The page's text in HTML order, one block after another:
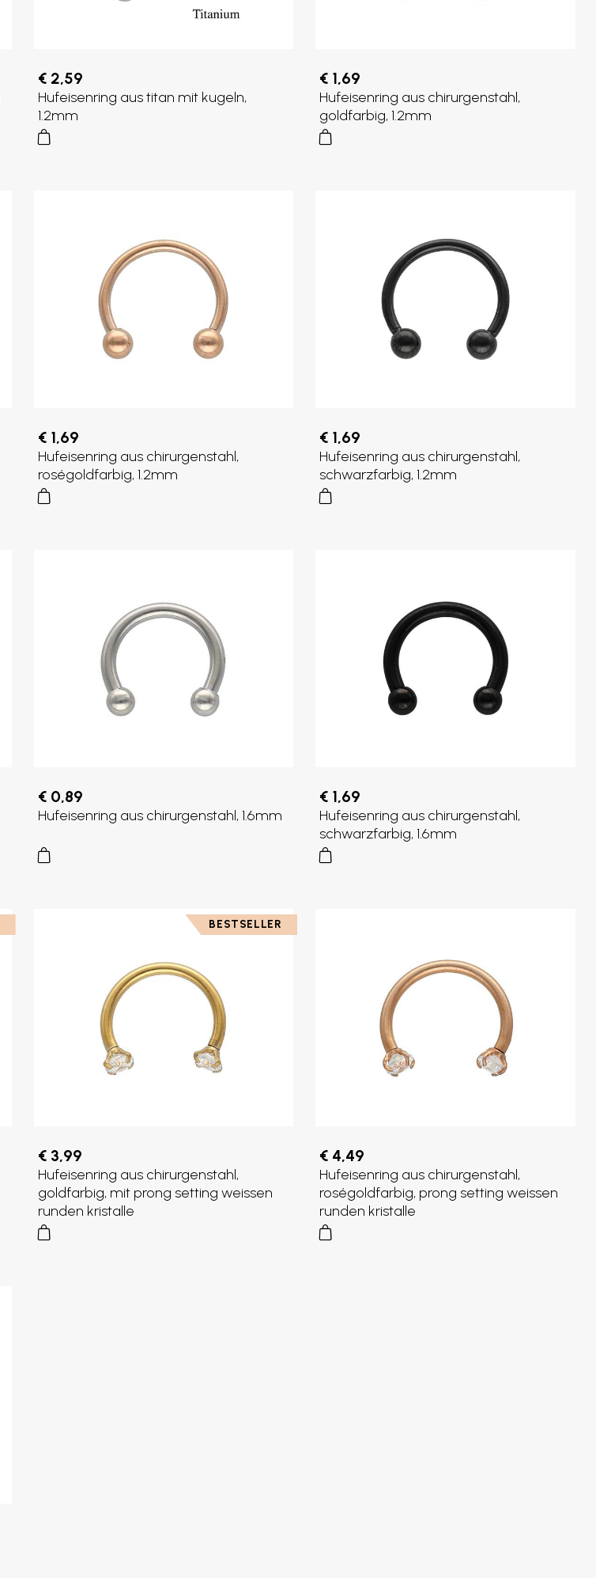
€ 2,59
Hufeisenring aus titan mit kugeln,
1.2mm
€ 1,69
Hufeisenring aus chirurgenstahl,
goldfarbig, 1.2mm
€ 1,69
Hufeisenring aus chirurgenstahl,
roségoldfarbig, 1.2mm
€ 1,69
Hufeisenring aus chirurgenstahl,
schwarzfarbig, 1.2mm
€ 0,89
Hufeisenring aus chirurgenstahl, 1.6mm
€ 1,69
Hufeisenring aus chirurgenstahl,
schwarzfarbig, 1.6mm
BESTSELLER
€ 3,99
Hufeisenring aus chirurgenstahl,
goldfarbig, mit prong setting weissen
runden kristalle
€ 4,49
Hufeisenring aus chirurgenstahl,
roségoldfarbig, prong setting weissen
runden kristalle